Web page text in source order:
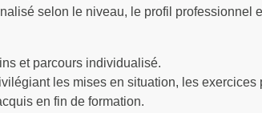
selon le niveau, le profil professionnel
et parcours individualisé.
les mises en situation, les
en fin de formation.